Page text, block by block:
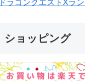
ドラゴンクエストXラ
ショッピング